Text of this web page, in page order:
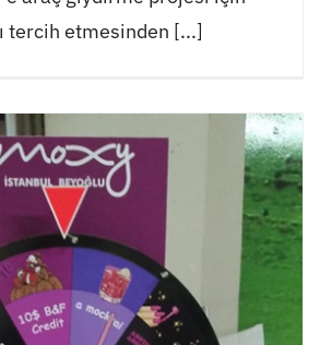
tercih etmesinden [...]